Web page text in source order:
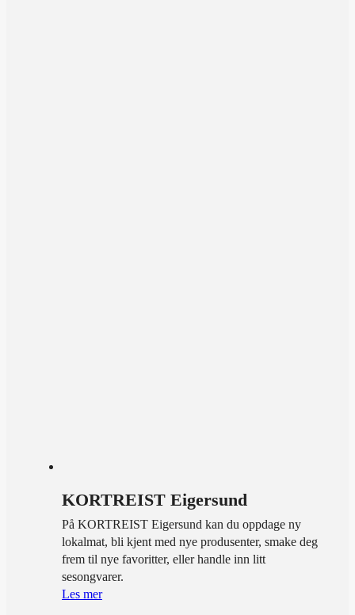
KORTREIST Eigersund
På KORTREIST Eigersund kan du oppdage ny
lokalmat, bli kjent med nye produsenter, smake deg
frem til nye favoritter, eller handle inn litt
sesongvarer.
Les mer